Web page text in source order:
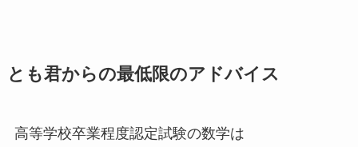
とも君からの最低限のアドバイス
高等学校卒業程度認定試験の数学は